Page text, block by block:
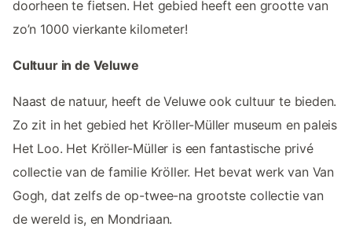
doorheen te fietsen. Het gebied heeft een grootte van
zo’n 1000 vierkante kilometer!
Cultuur in de Veluwe
Naast de natuur, heeft de Veluwe ook cultuur te bieden.
Zo zit in het gebied het Kröller-Müller museum en paleis
Het Loo. Het Kröller-Müller is een fantastische privé
collectie van de familie Kröller. Het bevat werk van Van
Gogh, dat zelfs de op-twee-na grootste collectie van
de wereld is, en Mondriaan.